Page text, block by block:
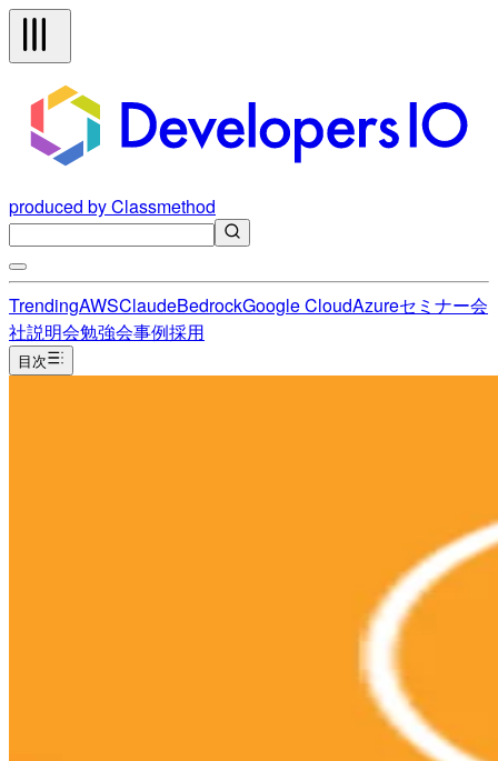
produced by Classmethod
TrendingAWSClaudeBedrockGoogle CloudAzureセミナー会
社説明会勉強会事例採用
目次